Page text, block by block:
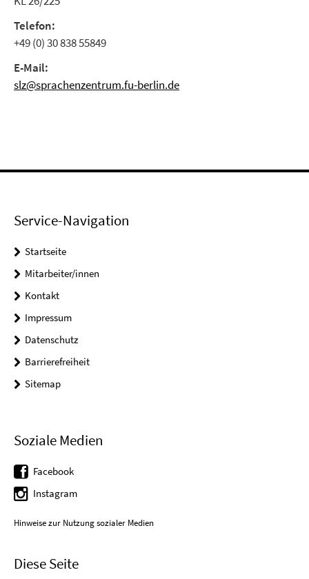
Telefon:
+49 (0) 30 838 55849
E-Mail:
slz@sprachenzentrum.fu-berlin.de
Service-Navigation
Startseite
Mitarbeiter/innen
Kontakt
Impressum
Datenschutz
Barrierefreiheit
Sitemap
Soziale Medien
Facebook
Instagram
Hinweise zur Nutzung sozialer Medien
Diese Seite